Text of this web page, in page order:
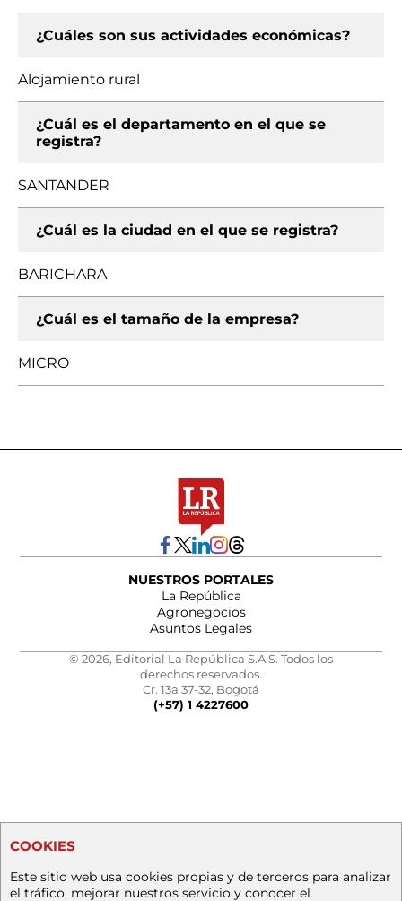
¿Cuáles son sus actividades económicas?
Alojamiento rural
¿Cuál es el departamento en el que se
registra?
SANTANDER
¿Cuál es la ciudad en el que se registra?
BARICHARA
¿Cuál es el tamaño de la empresa?
MICRO
NUESTROS PORTALES
La República
Agronegocios
Asuntos Legales
© 2026, Editorial La República S.A.S. Todos los
derechos reservados.
Cr. 13a 37-32, Bogotá
(+57) 1 4227600
COOKIES
Este sitio web usa cookies propias y de terceros para analizar
el tráfico, mejorar nuestros servicio y conocer el